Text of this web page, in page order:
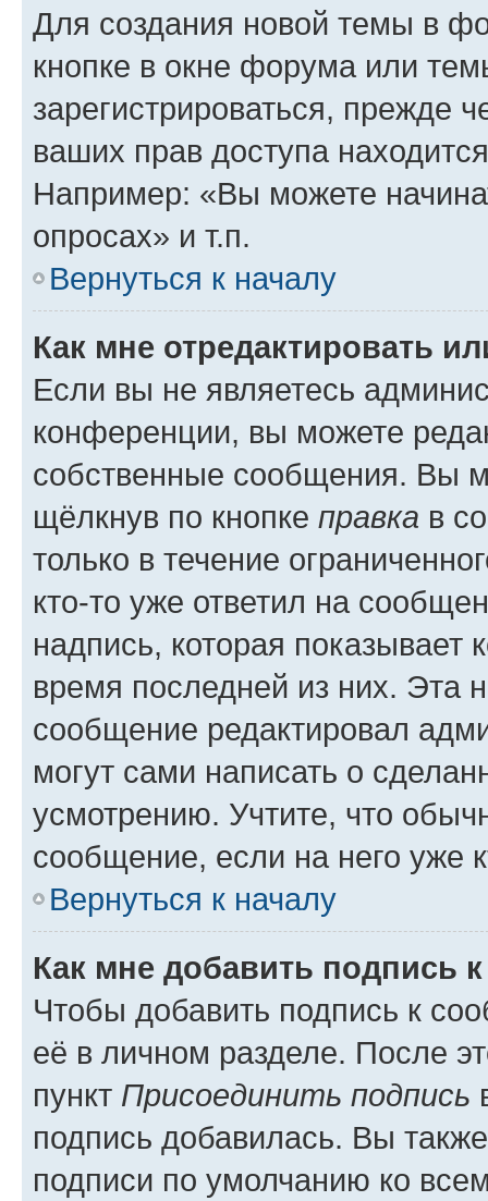
Для создания новой темы в
кнопке в окне форума или
зарегистрироваться, прежде
ваших прав доступа
Например: «Вы можете
опросах» и т.п.
Вернуться к началу
Как мне отредактировать
Если вы не являетесь
конференции, вы можете
собственные сообщения. Вы
щёлкнув по кнопке правка в
только в течение
кто-то уже ответил на
надпись, которая показывает
время последней из них. Эта
сообщение редактировал
могут сами написать о
усмотрению. Учтите, что
сообщение, если на него уже
Вернуться к началу
Как мне добавить подпись
Чтобы добавить подпись к
её в личном разделе. После
пункт Присоединить подпись
подпись добавилась. Вы
подписи по умолчанию ко